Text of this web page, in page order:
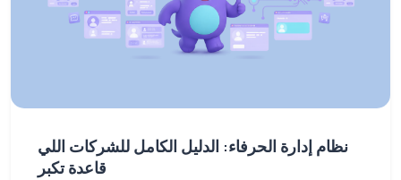
نظام إدارة الحرفاء: الدليل الكامل للشركات اللي
قاعدة تكبر